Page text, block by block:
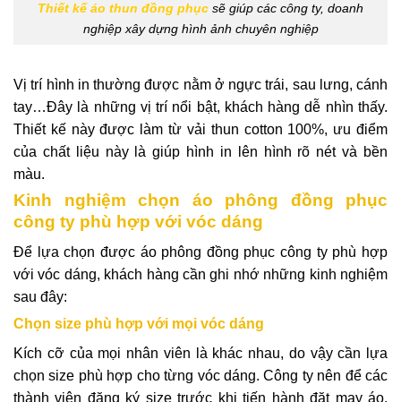
Thiết kế áo thun đồng phục sẽ giúp các công ty, doanh
nghiệp xây dựng hình ảnh chuyên nghiệp
Vị trí hình in thường được nằm ở ngực trái, sau lưng, cánh
tay…Đây là những vị trí nổi bật, khách hàng dễ nhìn thấy.
Thiết kế này được làm từ vải thun cotton 100%, ưu điểm
của chất liệu này là giúp hình in lên hình rõ nét và bền
màu.
Kinh nghiệm chọn áo phông đồng phục
công ty phù hợp với vóc dáng
Để lựa chọn được áo phông đồng phục công ty phù hợp
với vóc dáng, khách hàng cần ghi nhớ những kinh nghiệm
sau đây:
Chọn size phù hợp với mọi vóc dáng
Kích cỡ của mọi nhân viên là khác nhau, do vậy cần lựa
chọn size phù hợp cho từng vóc dáng. Công ty nên để các
thành viên đăng ký size trước khi tiến hành đặt may áo.